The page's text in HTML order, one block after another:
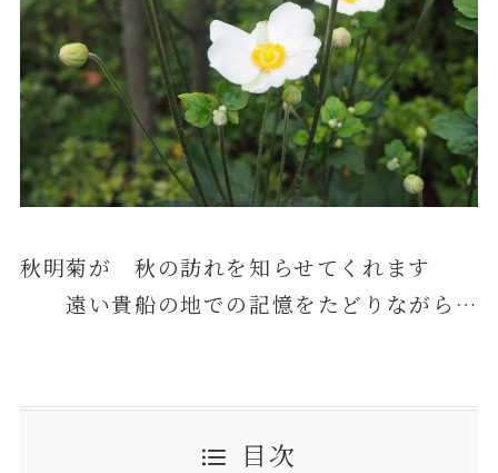
秋明菊が 秋の訪れを知らせてくれます
遠い貴船の地での記憶をたどりながら…
目次